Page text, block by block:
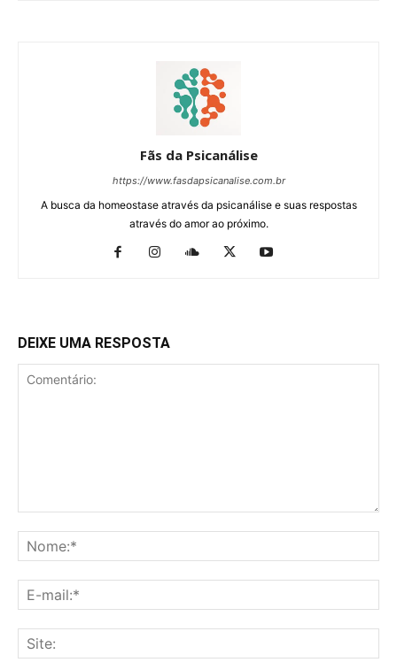
Fãs da Psicanálise
https://www.fasdapsicanalise.com.br
A busca da homeostase através da psicanálise e suas respostas
através do amor ao próximo.
DEIXE UMA RESPOSTA